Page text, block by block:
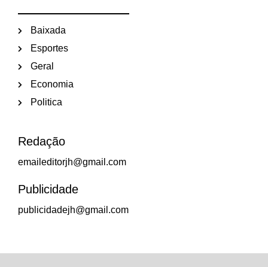
Baixada
Esportes
Geral
Economia
Politica
Redação
emaileditorjh@gmail.com
Publicidade
publicidadejh@gmail.com